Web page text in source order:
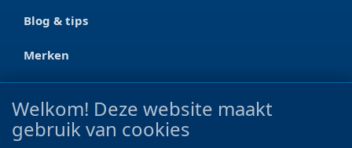
Blog & tips
Merken
CONTACT
Ootmarsumseweg 125a
Welkom! Deze website maakt
gebruik van cookies